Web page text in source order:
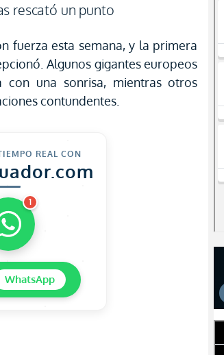
rescató un punto
fuerza esta semana, y la primera
Algunos gigantes europeos
una sonrisa, mientras otros
contundentes.
REAL CON
1
WhatsApp